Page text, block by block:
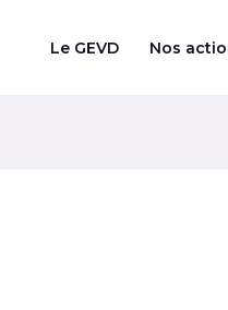
Le GEVD Nos